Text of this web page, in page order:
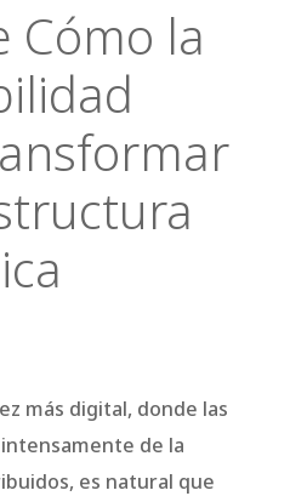
Cómo la
más digital, donde las
de la
es natural que